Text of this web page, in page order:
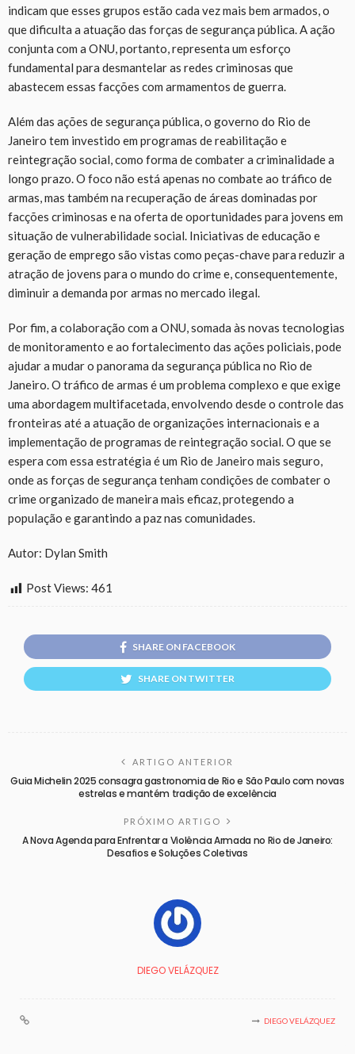
indicam que esses grupos estão cada vez mais bem armados, o
que dificulta a atuação das forças de segurança pública. A ação
conjunta com a ONU, portanto, representa um esforço
fundamental para desmantelar as redes criminosas que
abastecem essas facções com armamentos de guerra.
Além das ações de segurança pública, o governo do Rio de
Janeiro tem investido em programas de reabilitação e
reintegração social, como forma de combater a criminalidade a
longo prazo. O foco não está apenas no combate ao tráfico de
armas, mas também na recuperação de áreas dominadas por
facções criminosas e na oferta de oportunidades para jovens em
situação de vulnerabilidade social. Iniciativas de educação e
geração de emprego são vistas como peças-chave para reduzir a
atração de jovens para o mundo do crime e, consequentemente,
diminuir a demanda por armas no mercado ilegal.
Por fim, a colaboração com a ONU, somada às novas tecnologias
de monitoramento e ao fortalecimento das ações policiais, pode
ajudar a mudar o panorama da segurança pública no Rio de
Janeiro. O tráfico de armas é um problema complexo e que exige
uma abordagem multifacetada, envolvendo desde o controle das
fronteiras até a atuação de organizações internacionais e a
implementação de programas de reintegração social. O que se
espera com essa estratégia é um Rio de Janeiro mais seguro,
onde as forças de segurança tenham condições de combater o
crime organizado de maneira mais eficaz, protegendo a
população e garantindo a paz nas comunidades.
Autor: Dylan Smith
Post Views: 461
SHARE ON FACEBOOK
SHARE ON TWITTER
ARTIGO ANTERIOR
Guia Michelin 2025 consagra gastronomia de Rio e São Paulo com novas
estrelas e mantém tradição de excelência
PRÓXIMO ARTIGO
A Nova Agenda para Enfrentar a Violência Armada no Rio de Janeiro:
Desafios e Soluções Coletivas
DIEGO VELÁZQUEZ
DIEGO VELÁZQUEZ